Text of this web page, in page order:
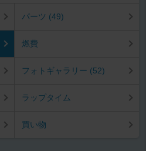
パーツ (49)
燃費
フォトギャラリー (52)
ラップタイム
買い物